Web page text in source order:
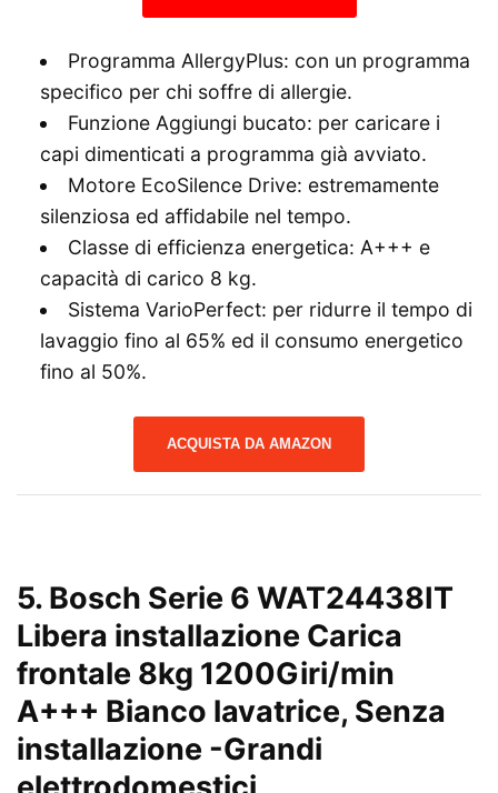
Programma AllergyPlus: con un programma
specifico per chi soffre di allergie.
Funzione Aggiungi bucato: per caricare i
capi dimenticati a programma già avviato.
Motore EcoSilence Drive: estremamente
silenziosa ed affidabile nel tempo.
Classe di efficienza energetica: A+++ e
capacità di carico 8 kg.
Sistema VarioPerfect: per ridurre il tempo di
lavaggio fino al 65% ed il consumo energetico
fino al 50%.
ACQUISTA DA AMAZON
5. Bosch Serie 6 WAT24438IT
Libera installazione Carica
frontale 8kg 1200Giri/min
A+++ Bianco lavatrice, Senza
installazione -Grandi